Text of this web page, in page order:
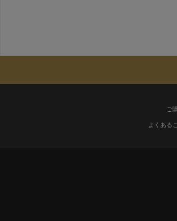
ご
よくある